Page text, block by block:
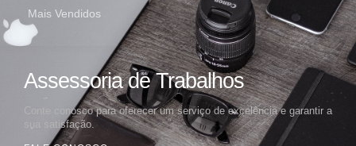
Assessoria de Trabalhos
Conte conosco para oferecer um serviço de excelência e garantir a
sua satisfação.
Mais Vendidos